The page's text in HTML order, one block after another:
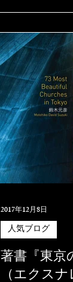
「作品に感じら
著書『東京
（エクス
人気ブログ
2017年12月8日